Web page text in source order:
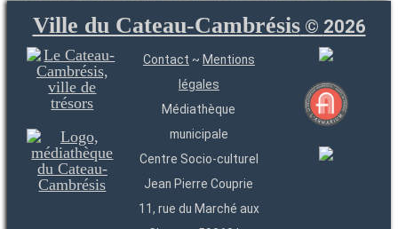
Ville du Cateau-Cambrésis© 2026
Contact ~ Mentions
légales
Médiathèque
municipale
Centre Socio-culturel
Jean Pierre Couprie
11, rue du Marché aux